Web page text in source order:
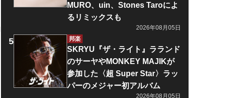
MURO、uin、Stones Taroによ
るリミックスも
2026年08月05日
邦楽
SKRYU『ザ・ライト』ラランド
のサーヤやMONKEY MAJIKが
参加した〈超 Super Star〉ラッ
パーのメジャー初アルバム
2026年08月05日